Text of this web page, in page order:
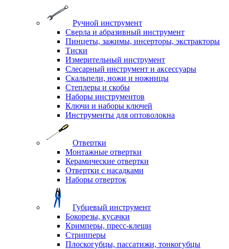
Ручной инструмент
Сверла и абразивный инструмент
Пинцеты, зажимы, инсерторы, экстракторы
Тиски
Измерительный инструмент
Слесарный инструмент и аксессуары
Скальпели, ножи и ножницы
Степлеры и скобы
Наборы инструментов
Ключи и наборы ключей
Инструменты для оптоволокна
Отвертки
Монтажные отвертки
Керамические отвертки
Отвертки с насадками
Наборы отверток
Губцевый инструмент
Бокорезы, кусачки
Кримперы, пресс-клещи
Стрипперы
Плоскогубцы, пассатижи, тонкогубцы